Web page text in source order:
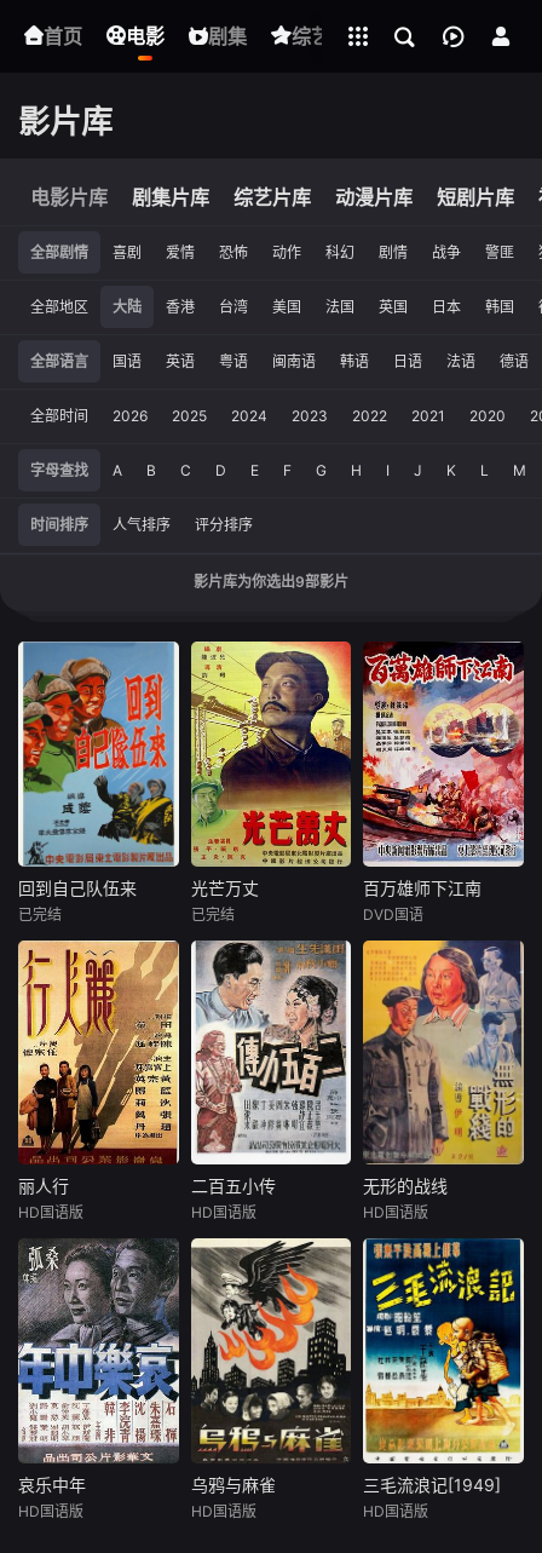
首页 电影 剧集 综艺 动漫 短剧
下载客户端
影片库
电影片库 剧集片库 综艺片库 动漫片库 短剧片库
全部剧情 喜剧 爱情 恐怖 动作 科幻 剧情 战争 警匪
全部地区 大陆 香港 台湾 美国 法国 英国 日本 韩国
全部语言 国语 英语 粤语 闽南语 韩语 日语 法语 德语
全部时间 2026 2025 2024 2023 2022 2021 2020
字母查找 A B C D E F G H I J K L M
时间排序 人气排序 评分排序
影片库为你选出9部影片
回到自己队伍来
苏里
描写一个被蒋匪军
抓去当兵的青年农
民，看到蒋匪军残
暴作恶并在父亲的
影响下，提高阶级
觉悟终于回到人民
队伍中来的故事。
回到自己队伍来
已完结
光芒万丈
王炎
东北某发电厂
工人周明英，在党
的领导下，团结工
人同志们，克服一
切困难，发挥高度
的创造性，揭露敌
人的阴谋破坏，把
遭受国民党破坏的
发电机很快地修复
起来，保证了电力
光芒万丈
已完结
百万雄师下江南
1948年4月，
“打过长江去，解放
全中国”的战斗开始
了，南下的部队从
北京出发，百万雄
师过大江。战士们
冒着敌人的炮火，
在老百姓的支援下
渡过长江，冲进南
京总统府，国民党
的旗子落下来，南
百万雄师下江南
DVD国语
丽人行
上官云珠
20世纪40年
代，海内外都笼罩
在战争的阴影之
中，就被奴役和占
领的华夏大地更是
一片疮痍。善良而
美丽的普通上海女
工金妹（上官云珠
饰），在回家的路
上遭受日寇欺凌。
丽人行
HD国语版
二百五小传
周刍
北平中学生袁
文光喜欢京剧，常
因看戏而不得不翻
墙回校，终被校方
开除。文光到一剧
班学艺，又因反抗
班里的封建行规被
赶走。老伶工黄月
楼将其收留，文光
从此改名袁少楼。
二百五小传
HD国语版
无形的战线
张琪
1948年，东北
全境解放，敌人的
破坏活动也随之而
来。治安处接到情
报，一个叫李天民
（吕班饰）的敌特
潜入本市，处长(方
荧饰)和张队长（张
平饰）立即布置人
员抓捕。在审讯
无形的战线
HD国语版
哀乐中年
哀乐中年
HD国语版
乌鸦与麻雀
乌鸦与麻雀
HD国语版
三毛流浪记[1949]
三毛流浪记[1949]
HD国语版